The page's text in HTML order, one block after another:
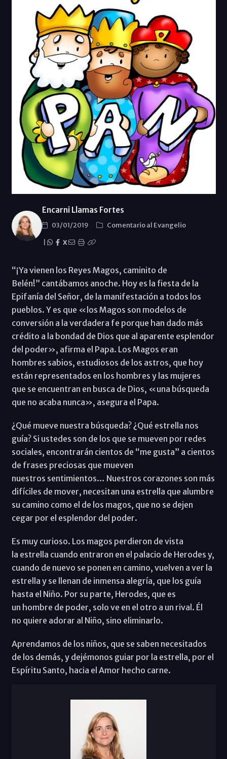
Encarni Llamas Fortes
03/01/2019
Comentario al Evangelio
X
“¡Ya vienen los Reyes Magos, caminito de
Belén!” cantábamos anoche. Hoy es la fiesta de la
Epifanía del Señor, de la manifestación a todos los
pueblos. Y es que «los Magos son modelos de
conversión a la verdadera fe porque han dado más
crédito a la bondad de Dios que al aparente esplendor
del poder», afirma el Papa. Los Magos eran
hombres sabios, estudiosos de los astros, que hoy
están representados en los hombres y las mujeres
que se encuentran en busca de Dios, «una búsqueda
que no acaba nunca», asegura el Papa.
¿Qué mueve nuestra búsqueda? ¿Qué estrella nos
guía? Si ustedes son de los que se mueven por redes
sociales, encontrarán cientos de “me gusta” a cientos
de frases preciosas que mueven
nuestros sentimientos… Nuestros corazones son más
difíciles de mover, necesitan una estrella que alumbre
su camino como el de los magos, que no se dejen
cegar por el esplendor del poder.
Es muy curioso. Los magos perdieron de vista
la estrella cuando entraron en el palacio de Herodes y,
cuando de nuevo se ponen en camino, vuelven a ver la
estrella y se llenan de inmensa alegría, que los guía
hasta el Niño. Por su parte, Herodes, que es
un hombre de poder, solo ve en el otro a un rival. Él
no quiere adorar al Niño, sino eliminarlo.
Aprendamos de los niños, que se saben necesitados
de los demás, y dejémonos guiar por la estrella, por el
Espíritu Santo, hacia el Amor hecho carne.